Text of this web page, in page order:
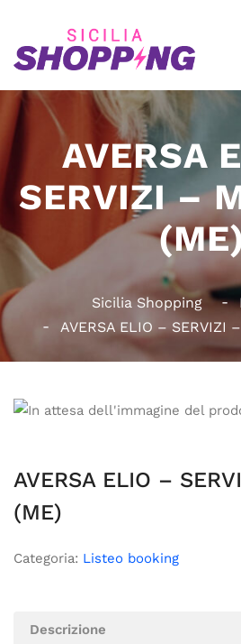
AVERSA
SERVIZI –
Sicilia Shopping
AVERSA ELIO – SERVIZI
AVERSA ELIO –
(ME)
Categoria: Listeo booking
Descrizione